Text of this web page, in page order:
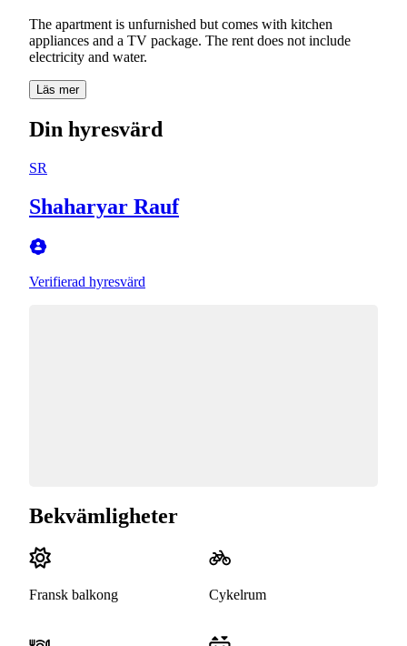
The apartment is unfurnished but comes with kitchen
appliances and a TV package. The rent does not include
electricity and water.
Läs mer
Din hyresvärd
SR
Shaharyar Rauf
Verifierad hyresvärd
Bekvämligheter
Fransk balkong Cykelrum